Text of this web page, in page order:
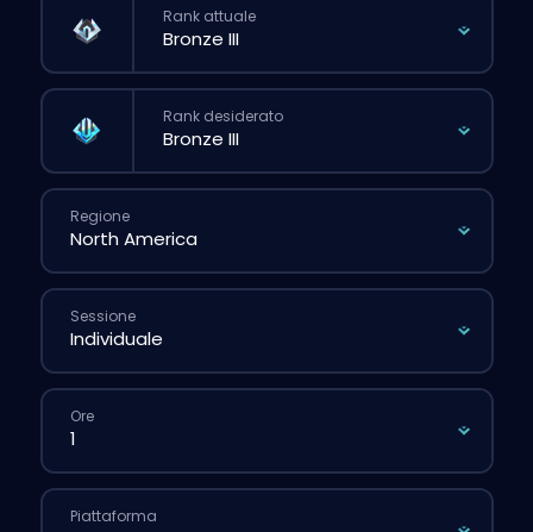
Rank attuale
Rank desiderato
Regione
Sessione
Ore
Piattaforma